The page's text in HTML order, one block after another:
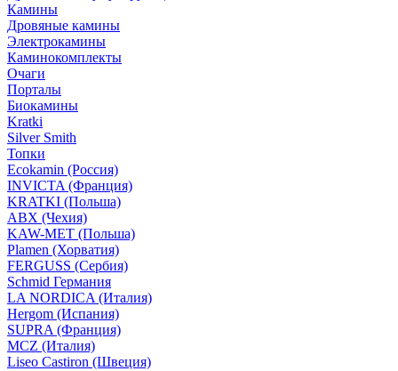
Камины
Дровяные камины
Электрокамины
Каминокомплекты
Очаги
Порталы
Биокамины
Kratki
Silver Smith
Топки
Ecokamin (Россия)
INVICTA (Франция)
KRATKI (Польша)
ABX (Чехия)
KAW-MET (Польша)
Plamen (Хорватия)
FERGUSS (Сербия)
Schmid Германия
LA NORDICA (Италия)
Hergom (Испания)
SUPRA (Франция)
MCZ (Италия)
Liseo Castiron (Швеция)